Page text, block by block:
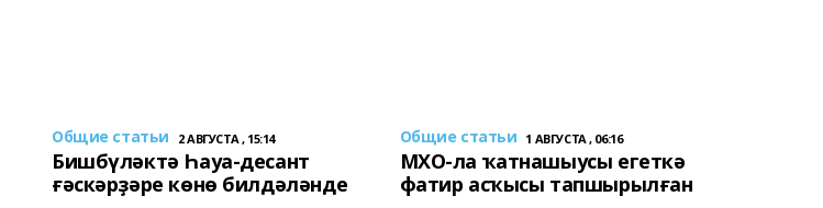
Общие статьи 2 АВГУСТА , 15:14
Бишбүләктә Һауа-десант
ғәскәрҙәре көнө билдәләнде
Общие статьи 1 АВГУСТА , 06:16
МХО-ла ҡатнашыусы егеткә
фатир асҡысы тапшырылған